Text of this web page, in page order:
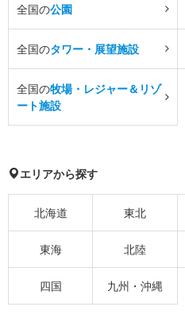
全国の公園
全国のタワー・展望施設
全国の牧場・レジャー＆リゾ
ート施設
エリアから探す
北海道 東北
東海 北陸
四国 九州・沖縄